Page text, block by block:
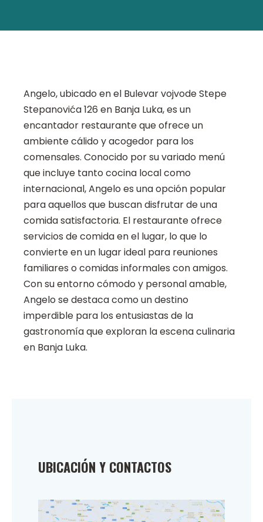
Angelo, ubicado en el Bulevar vojvode Stepe
Stepanovića 126 en Banja Luka, es un
encantador restaurante que ofrece un
ambiente cálido y acogedor para los
comensales. Conocido por su variado menú
que incluye tanto cocina local como
internacional, Angelo es una opción popular
para aquellos que buscan disfrutar de una
comida satisfactoria. El restaurante ofrece
servicios de comida en el lugar, lo que lo
convierte en un lugar ideal para reuniones
familiares o comidas informales con amigos.
Con su entorno cómodo y personal amable,
Angelo se destaca como un destino
imperdible para los entusiastas de la
gastronomía que exploran la escena culinaria
en Banja Luka.
UBICACIÓN Y CONTACTOS